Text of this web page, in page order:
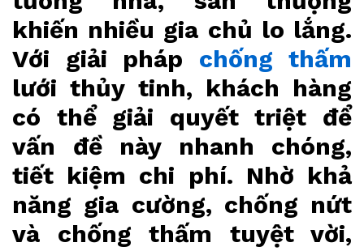
khiến nhiều gia chủ lo lắng.
Với giải pháp chống thấm
lưới thủy tinh, khách hàng
có thể giải quyết triệt để
vấn đề này nhanh chóng,
tiết kiệm chi phí. Nhờ khả
năng gia cường, chống nứt
và chống thấm tuyệt vời,